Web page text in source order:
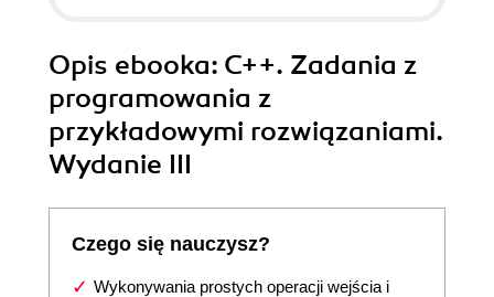
Opis ebooka: C++. Zadania z
programowania z
przykładowymi rozwiązaniami.
Wydanie III
Czego się nauczysz?
Wykonywania prostych operacji wejścia i